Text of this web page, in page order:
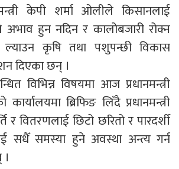
केपी शर्मा ओलीले किसानलाई
हुन नदिन र कालोबजारी रोक्न
ल्याउन कृषि तथा पशुपन्छी विकास
दिएका छन् ।
विभिन्न विषयमा आज प्रधानमन्त्री
कार्यालयमा ब्रिफिङ लिँदै प्रधानमन्त्री
वितरणलाई छिटो छरितो र पारदर्शी
सधैँ समस्या हुने अवस्था अन्त्य गर्न